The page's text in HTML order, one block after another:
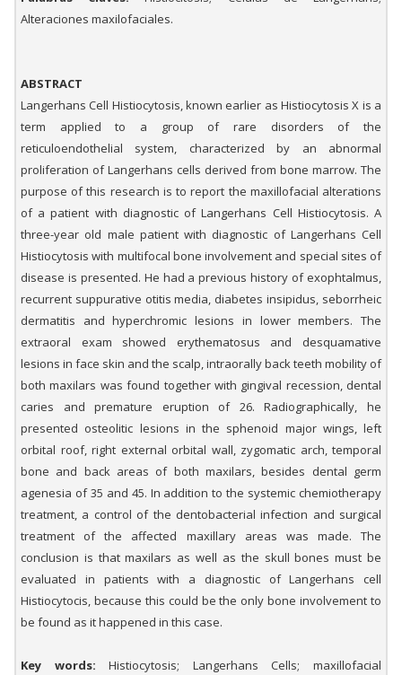
Alteraciones maxilofaciales.
ABSTRACT
Langerhans Cell Histiocytosis, known earlier as Histiocytosis X is a
term applied to a group of rare disorders of the
reticuloendothelial system, characterized by an abnormal
proliferation of Langerhans cells derived from bone marrow. The
purpose of this research is to report the maxillofacial alterations
of a patient with diagnostic of Langerhans Cell Histiocytosis. A
three-year old male patient with diagnostic of Langerhans Cell
Histiocytosis with multifocal bone involvement and special sites of
disease is presented. He had a previous history of exophtalmus,
recurrent suppurative otitis media, diabetes insipidus, seborrheic
dermatitis and hyperchromic lesions in lower members. The
extraoral exam showed erythematosus and desquamative
lesions in face skin and the scalp, intraorally back teeth mobility of
both maxilars was found together with gingival recession, dental
caries and premature eruption of 26. Radiographically, he
presented osteolitic lesions in the sphenoid major wings, left
orbital roof, right external orbital wall, zygomatic arch, temporal
bone and back areas of both maxilars, besides dental germ
agenesia of 35 and 45. In addition to the systemic chemiotherapy
treatment, a control of the dentobacterial infection and surgical
treatment of the affected maxillary areas was made. The
conclusion is that maxilars as well as the skull bones must be
evaluated in patients with a diagnostic of Langerhans cell
Histiocytocis, because this could be the only bone involvement to
be found as it happened in this case.
Key words: Histiocytosis; Langerhans Cells; maxillofacial